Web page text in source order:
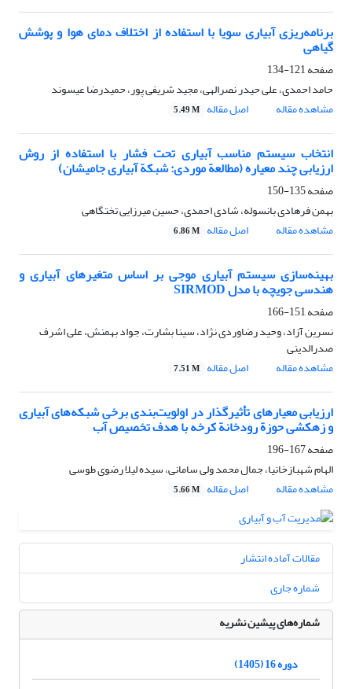
برنامه‌ریزی آبیاری سویا با استفاده از اختلاف دمای هوا و پوشش
گیاهی
صفحه121-134
حامد احمدی، علی حیدر نصرالهی، مجید شریفی پور، حمیدرضا عیسوند
مشاهده مقاله
اصل مقاله 5.49 M
انتخاب سیستم مناسب آبیاری تحت فشار با استفاده از روش
ارزیابی چند معیاره (مطالعة موردی: شبکة آبیاری جامیشان)
صفحه135-150
بهمن فرهادی بانسوله، شادی احمدی، حسین میرزایی تختگاهی
مشاهده مقاله
اصل مقاله 6.86 M
بهینه‌سازی سیستم آبیاری موجی بر اساس متغیرهای آبیاری و
هندسی جویچه با مدل SIRMOD
صفحه151-166
نسرین آزاد، وحید رضاوردی نژاد، سینا بشارت، جواد بهمنش، علی اشرف
صدرالدینی
مشاهده مقاله
اصل مقاله 7.51 M
ارزیابی معیارهای تأثیرگذار در اولویت‌بندی برخی شبکه‌های آبیاری
و زهکشی حوزة رودخانة کرخه با هدف تخصیص آب
صفحه167-196
الهام شهبازخانیا، جمال محمد ولی سامانی، سیده لیلا رضوی طوسی
مشاهده مقاله
اصل مقاله 5.66 M
مقالات آماده انتشار
شماره جاری
شماره‌های پیشین نشریه
دوره 16 (1405)